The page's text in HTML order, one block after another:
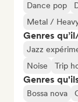
Dance pop
Metal /
Genres
Jazz
Noise
Trip
Genres
Bossa nova